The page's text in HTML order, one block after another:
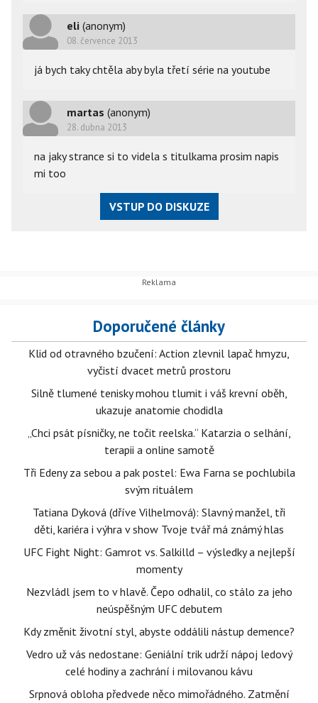
eli (anonym)
08. července 2013
já bych taky chtěla aby byla třetí série na youtube
martas (anonym)
28. dubna 2013
na jaky strance si to videla s titulkama prosim napis
mi too
VSTUP DO DISKUZE
Doporučené články
Klid od otravného bzučení: Action zlevnil lapač hmyzu,
vyčistí dvacet metrů prostoru
Silně tlumené tenisky mohou tlumit i váš krevní oběh,
ukazuje anatomie chodidla
„Chci psát písničky, ne točit reelska.“ Katarzia o selhání,
terapii a online samotě
Tři Edeny za sebou a pak postel: Ewa Farna se pochlubila
svým rituálem
Tatiana Dyková (dříve Vilhelmová): Slavný manžel, tři
děti, kariéra i výhra v show Tvoje tvář má známý hlas
UFC Fight Night: Gamrot vs. Salkilld – výsledky a nejlepší
momenty
Nezvládl jsem to v hlavě. Čepo odhalil, co stálo za jeho
neúspěšným UFC debutem
Kdy změnit životní styl, abyste oddálili nástup demence?
Vedro už vás nedostane: Geniální trik udrží nápoj ledový
celé hodiny a zachrání i milovanou kávu
Srpnová obloha předvede něco mimořádného. Zatmění